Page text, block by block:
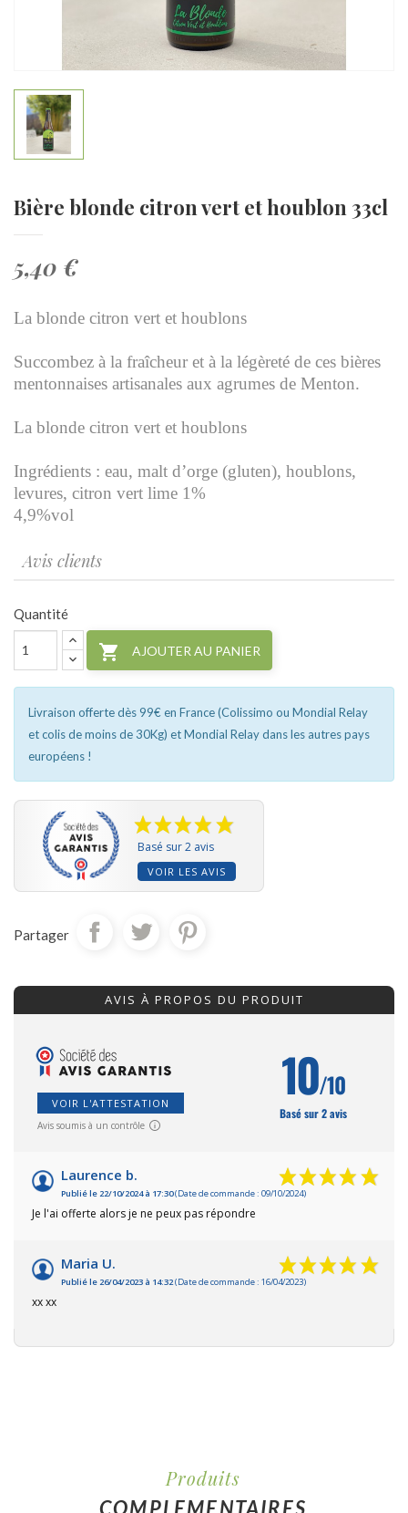
Bière blonde citron vert et houblon 33cl
5,40 €
La blonde citron vert et houblons
Succombez à la fraîcheur et à la légèreté de ces bières
mentonnaises artisanales aux agrumes de Menton.
La blonde citron vert et houblons
Ingrédients : eau, malt d’orge (gluten), houblons,
levures, citron vert lime 1%
4,9%vol
Avis clients
Quantité
 AJOUTER AU PANIER
Livraison offerte dès 99€ en France (Colissimo ou Mondial Relay
et colis de moins de 30Kg) et Mondial Relay dans les autres pays
européens !
Basé sur 2 avis
VOIR LES AVIS
Partager
AVIS À PROPOS DU PRODUIT
VOIR L'ATTESTATION
Avis soumis à un contrôle
10/10
Basé sur 2 avis
Laurence b.
Publié le 22/10/2024 à 17:30(Date de commande : 09/10/2024)
Je l'ai offerte alors je ne peux pas répondre
Maria U.
Publié le 26/04/2023 à 14:32(Date de commande : 16/04/2023)
xx xx
Produits